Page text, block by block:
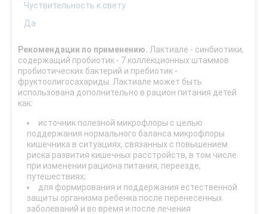
Чуствительность к свету
Да
Рекомендации по применению. Лактиале - синбиотики,
содержащий пробиотик - 7 коллекционных штаммов
пробиотических бактерий и пребиотик -
фруктоолигосахариды. Лактиале может быть
использована дополнительно в рацион питания детей
как:
источник полезной микрофлоры с целью
поддержания нормального баланса микрофлоры
кишечника в ситуациях, связанных с повышением
риска развития кишечных расстройств, в том числе
при изменении рациона питания, переезде,
путешествиях;
для формирования и поддержания естественной
защиты организма ребенка после перенесенных
заболеваний и во время и после лечения